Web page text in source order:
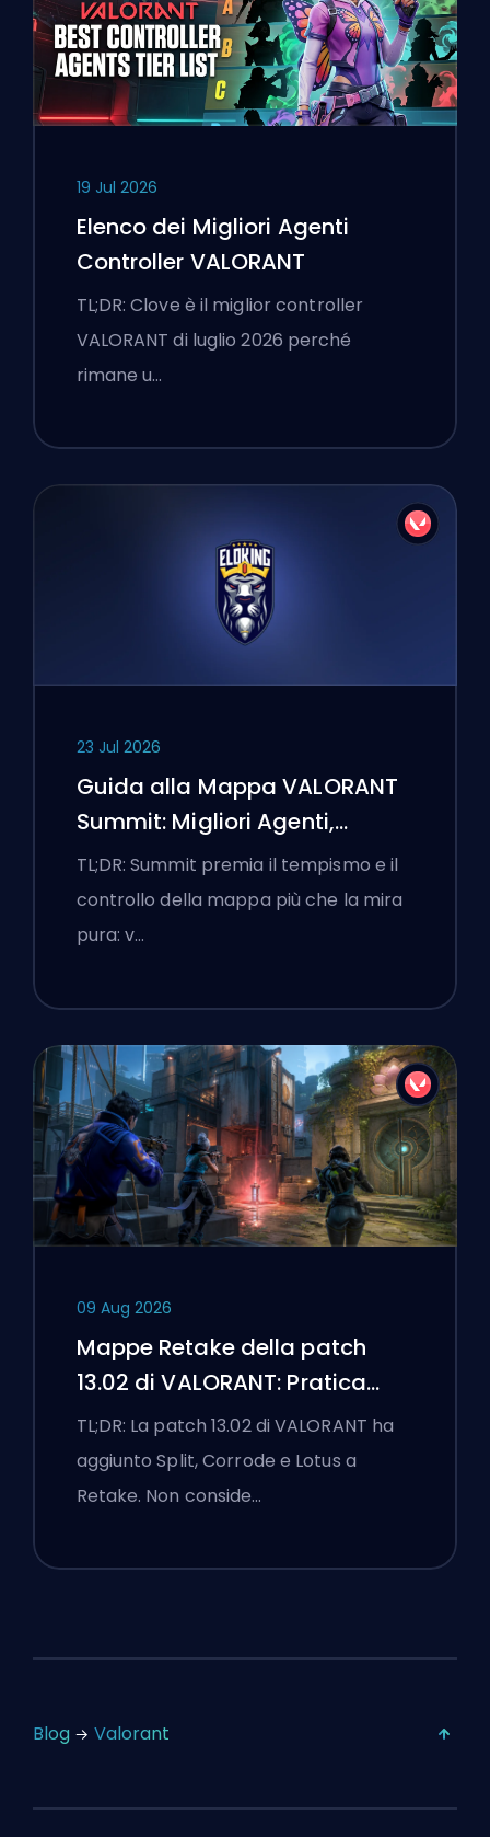
19 Jul 2026
Elenco dei Migliori Agenti
Controller VALORANT
TL;DR: Clove è il miglior controller
VALORANT di luglio 2026 perché
rimane u…
23 Jul 2026
Guida alla Mappa VALORANT
Summit: Migliori Agenti,
Chiamate e Fumogeni
TL;DR: Summit premia il tempismo e il
controllo della mappa più che la mira
pura: v…
09 Aug 2026
Mappe Retake della patch
13.02 di VALORANT: Pratica
Split, Corrode e Lotus
TL;DR: La patch 13.02 di VALORANT ha
aggiunto Split, Corrode e Lotus a
Retake. Non conside…
Blog Valorant